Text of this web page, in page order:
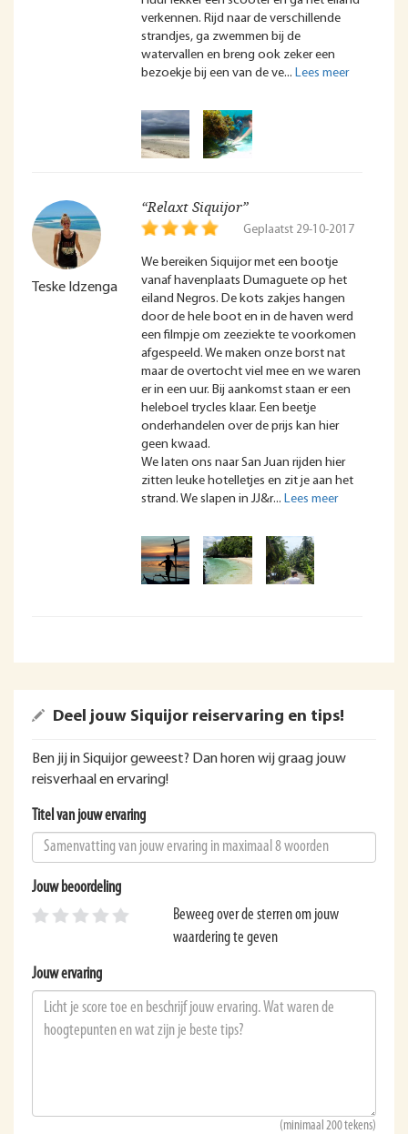
verkennen. Rijd naar de verschillende
strandjes, ga zwemmen bij de
watervallen en breng ook zeker een
bezoekje bij een van de ve
Teske Idzenga
“Relaxt Siquijor”
Geplaatst 29-10-2017
We bereiken Siquijor met een bootje
vanaf havenplaats Dumaguete op het
eiland Negros. De kots zakjes hangen
door de hele boot en in de haven werd
een filmpje om zeeziekte te voorkomen
afgespeeld. We maken onze borst nat
maar de overtocht viel mee en we waren
er in een uur. Bij aankomst staan er een
heleboel trycles klaar. Een beetje
onderhandelen over de prijs kan hier
geen kwaad.
We laten ons naar San Juan rijden hier
zitten leuke hotelletjes en zit je aan het
strand. We slapen in JJ&r
Deel jouw Siquijor reiservaring en tips!
Ben jij in Siquijor geweest? Dan horen wij graag jouw
reisverhaal en ervaring!
Titel van jouw ervaring
Jouw beoordeling
Beweeg over de sterren om jouw
waardering te geven
Jouw ervaring
(minimaal 200 tekens)